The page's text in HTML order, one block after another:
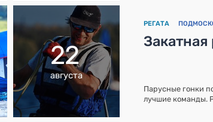
22
августа
РЕГАТА
Закатная
Парусные гонки
лучшие команды.